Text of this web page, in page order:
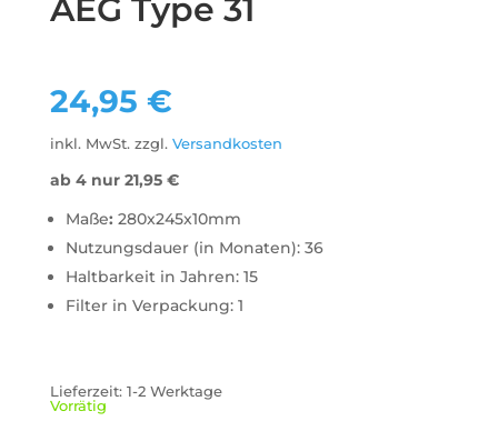
AEG Type 31
24,95 €
inkl. MwSt. zzgl. Versandkosten
ab 4 nur 21,95 €
Maße: 280x245x10mm
Nutzungsdauer (in Monaten): 36
Haltbarkeit in Jahren: 15
Filter in Verpackung: 1
Lieferzeit: 1-2 Werktage
Vorrätig